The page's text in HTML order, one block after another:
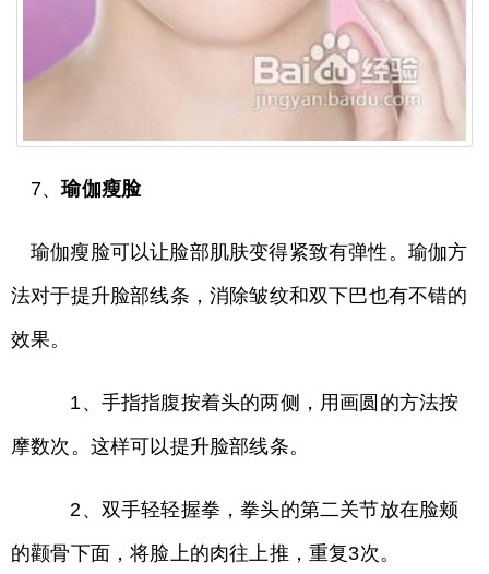
7、瑜伽瘦脸
瑜伽瘦脸可以让脸部肌肤变得紧致有弹性。瑜伽方
法对于提升脸部线条，消除皱纹和双下巴也有不错的
效果。
1、手指指腹按着头的两侧，用画圆的方法按
摩数次。这样可以提升脸部线条。
2、双手轻轻握拳，拳头的第二关节放在脸颊
的颧骨下面，将脸上的肉往上推，重复3次。